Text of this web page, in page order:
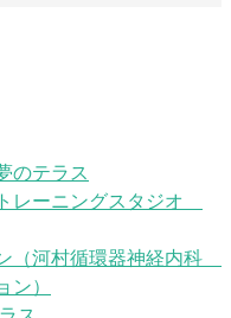
のテラス
レーニングスタジオ
（河村循環器神経内科
）